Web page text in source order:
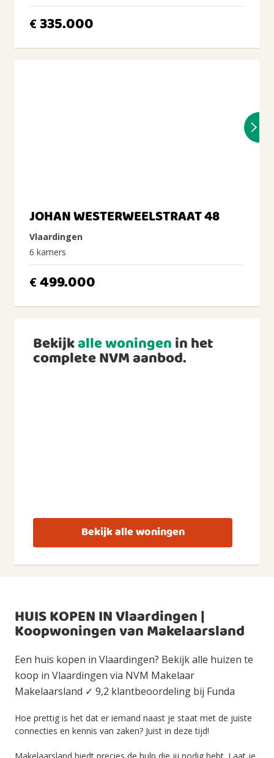
€335.000
JOHAN WESTERWEELSTRAAT 48
Vlaardingen
6 kamers
€499.000
Bekijkalle woningenin het
complete NVM aanbod.
Bekijk alle woningen
HUIS KOPEN IN Vlaardingen |
Koopwoningen van Makelaarsland
Een huis kopen in Vlaardingen? Bekijk alle huizen te
koop in Vlaardingen via NVM Makelaar
Makelaarsland ✓ 9,2 klantbeoordeling bij Funda
Hoe prettig is het dat er iemand naast je staat met de juiste
connecties en kennis van zaken? Juist in deze tijd!